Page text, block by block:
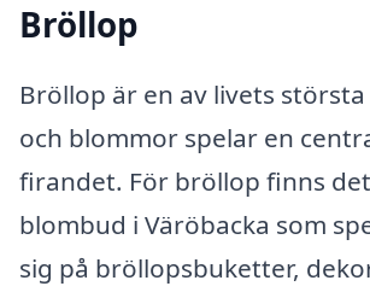
Bröllop
Bröllop är en av livets
och blommor spelar en
firandet. För bröllop finns
blombud i Väröbacka som
sig på bröllopsbuketter,